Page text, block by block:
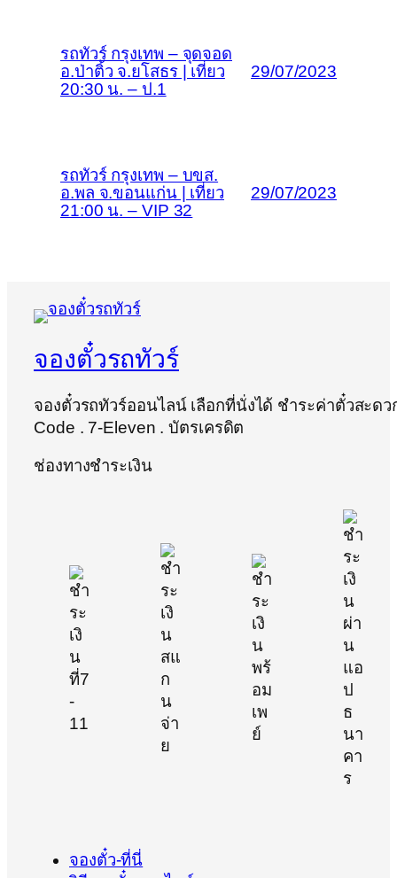
รถทัวร์ กรุงเทพ – จุดจอด
อ.ป่าติ้ว จ.ยโสธร | เที่ยว
20:30 น. – ป.1
29/07/2023
รถทัวร์ กรุงเทพ – บขส.
อ.พล จ.ขอนแก่น | เที่ยว
21:00 น. – VIP 32
29/07/2023
จองตั๋วรถทัวร์
จองตั๋วรถทัวร์ออนไลน์ เลือกที่นั่งได้ ชำระค่าตั๋วสะด
Code . 7-Eleven . บัตรเครดิต
ช่องทางชำระเงิน
จองตั๋ว-ที่นี่